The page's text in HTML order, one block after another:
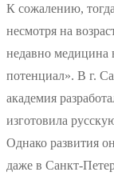
К сожалению,
несмотря на
недавно медицина
потенциал». В г.
академия
изготовила
Однако развития
даже в Санкт-